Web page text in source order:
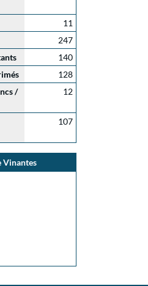
11
247
140
128
/
12
107
Vinantes